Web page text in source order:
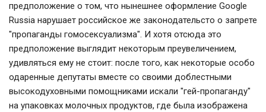
предположение о том, что нынешнее оформление Google
Russia нарушает российское же законодательсто о запрете
"пропаганды гомосексуализма". И хотя отсюда это
предположение выглядит некоторым преувеличением,
удивляться ему не стоит: после того, как некоторые особо
одаренные депутаты вместе со своими доблестными
высокодуховными помощниками искали "гей-пропаганду"
на упаковках молочных продуктов, где была изображена